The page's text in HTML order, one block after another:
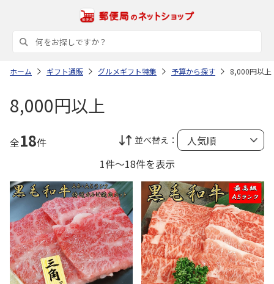
ホーム ギフト通販 グルメギフト特集 予算から探す 8,000円以上
8,000円以上
全18件 並べ替え：
1件～18件を表示